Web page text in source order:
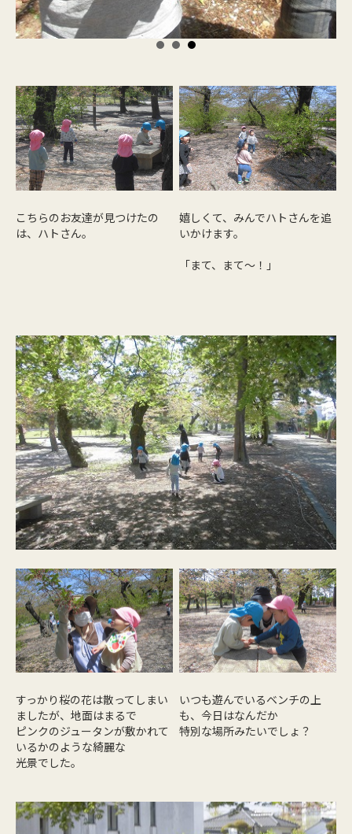
こちらのお友達が見つけたの
は、ハトさん。
嬉しくて、みんでハトさんを追
いかけます。
「まて、まて～！」
すっかり桜の花は散ってしまい
ましたが、地面はまるで
ピンクのジュータンが敷かれて
いるかのような綺麗な
光景でした。
いつも遊んでいるベンチの上
も、今日はなんだか
特別な場所みたいでしょ？